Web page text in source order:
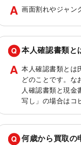
画面割れやジャン
本人確認書類と
本人確認書類とは
どのことです。な
人確認書類と現金
写し」の場合はコ
何歳から買取の